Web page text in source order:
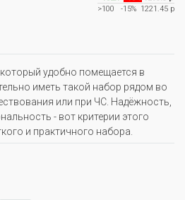
>100
-15% 1221.45 р
удобно помещается в
иметь такой набор рядом во
или при ЧС. Надёжность,
- вот критерии этого
и практичного набора.